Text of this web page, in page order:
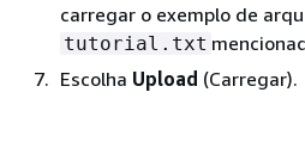
carregar o exemplo de
tutorial.txt
Escolha Upload (Carregar).